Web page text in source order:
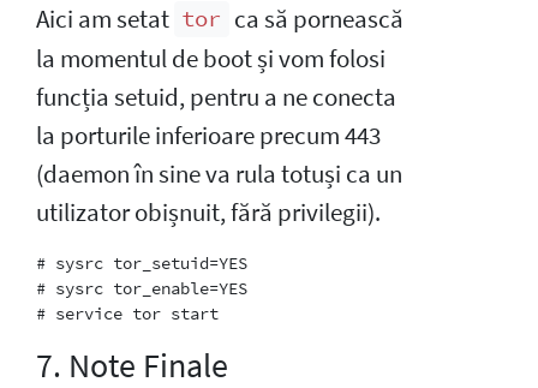
Aici am setat tor ca să pornească
la momentul de boot și vom folosi
funcția setuid, pentru a ne conecta
la porturile inferioare precum 443
(daemon în sine va rula totuși ca un
utilizator obișnuit, fără privilegii).
# sysrc tor_setuid=YES
# sysrc tor_enable=YES
7. Note Finale